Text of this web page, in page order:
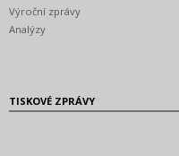
Výroční zprávy
Analýzy
TISKOVÉ ZPRÁVY